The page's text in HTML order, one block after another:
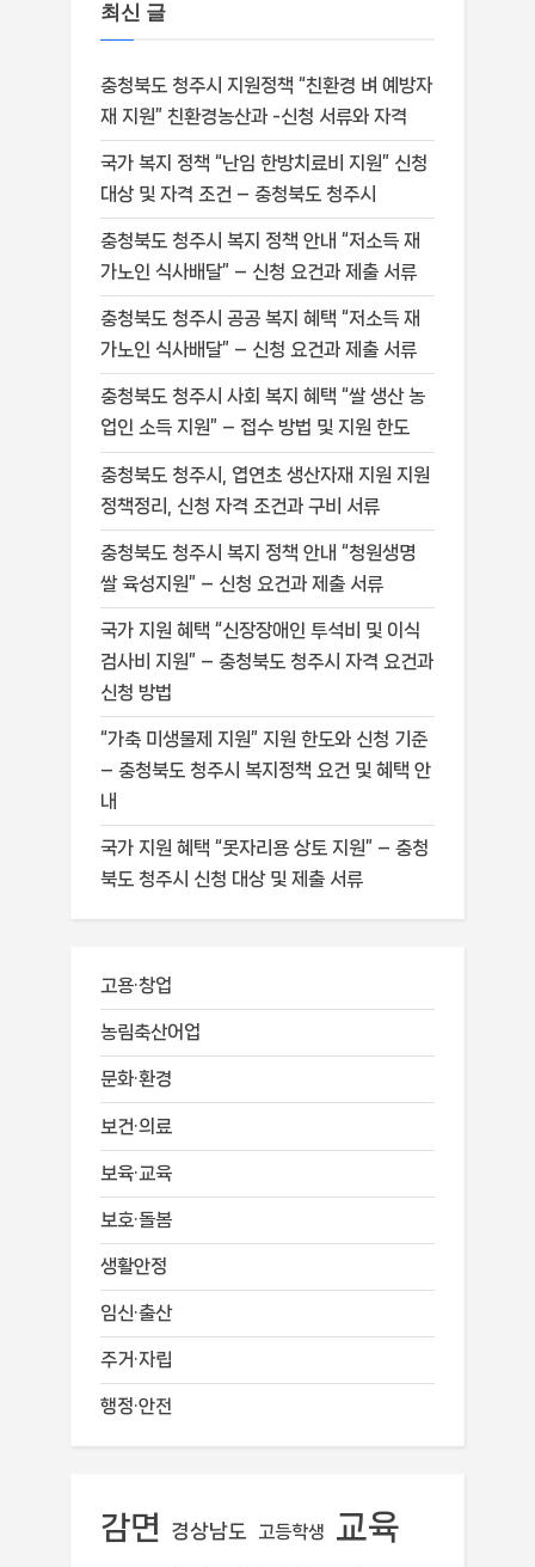
최신 글
충청북도 청주시 지원정책 “친환경 벼 예방자
재 지원” 친환경농산과 -신청 서류와 자격
국가 복지 정책 “난임 한방치료비 지원” 신청
대상 및 자격 조건 – 충청북도 청주시
충청북도 청주시 복지 정책 안내 “저소득 재
가노인 식사배달” – 신청 요건과 제출 서류
충청북도 청주시 공공 복지 혜택 “저소득 재
가노인 식사배달” – 신청 요건과 제출 서류
충청북도 청주시 사회 복지 혜택 “쌀 생산 농
업인 소득 지원” – 접수 방법 및 지원 한도
충청북도 청주시, 엽연초 생산자재 지원 지원
정책정리, 신청 자격 조건과 구비 서류
충청북도 청주시 복지 정책 안내 “청원생명
쌀 육성지원” – 신청 요건과 제출 서류
국가 지원 혜택 “신장장애인 투석비 및 이식
검사비 지원” – 충청북도 청주시 자격 요건과
신청 방법
“가축 미생물제 지원” 지원 한도와 신청 기준
– 충청북도 청주시 복지정책 요건 및 혜택 안
내
국가 지원 혜택 “못자리용 상토 지원” – 충청
북도 청주시 신청 대상 및 제출 서류
고용·창업
농림축산어업
문화·환경
보건·의료
보육·교육
보호·돌봄
생활안정
임신·출산
주거·자립
행정·안전
감면 경상남도 고등학생 교육